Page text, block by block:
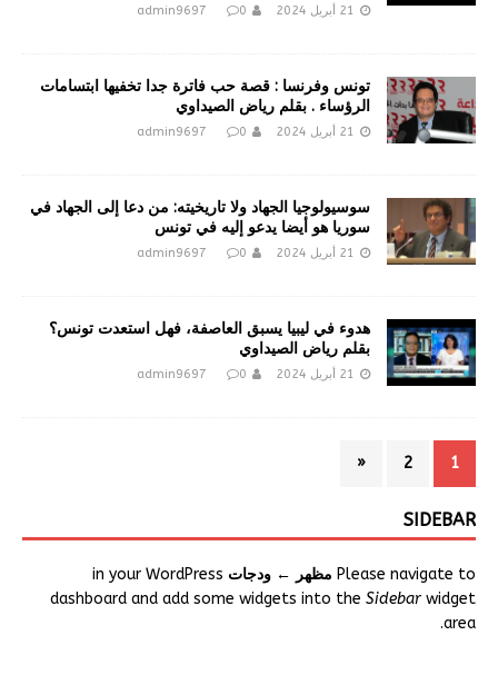
21 أبريل 2024 admin9697 0
تونس وفرنسا : قصة حب فاترة جدا تخفيها ابتسامات
الرؤساء . بقلم رياض الصيداوي
21 أبريل 2024 admin9697 0
سوسيولوجيا الجهاد ولا تاريخيته: من دعا إلى الجهاد في
سوريا هو أيضا يدعو إليه في تونس
21 أبريل 2024 admin9697 0
هدوء في ليبيا يسبق العاصفة، فهل استعدت تونس؟
بقلم رياض الصيداوي
21 أبريل 2024 admin9697 0
1
2
«
SIDEBAR
Please navigate to مظهر ← ودجات in your WordPress
dashboard and add some widgets into the Sidebar widget
area.